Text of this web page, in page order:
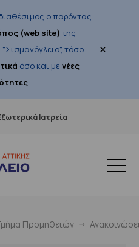
ο παρόντας
(web site) της
τόσο
όσο και μενέες
.
×
Ιατρεία
Προμηθειών